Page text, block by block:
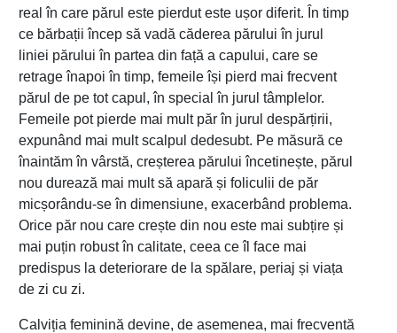
real în care părul este pierdut este ușor diferit. În timp
ce bărbații încep să vadă căderea părului în jurul
liniei părului în partea din față a capului, care se
retrage înapoi în timp, femeile își pierd mai frecvent
părul de pe tot capul, în special în jurul tâmplelor.
Femeile pot pierde mai mult păr în jurul despărțirii,
expunând mai mult scalpul dedesubt. Pe măsură ce
înaintăm în vârstă, creșterea părului încetinește, părul
nou durează mai mult să apară și foliculii de păr
micșorându-se în dimensiune, exacerbând problema.
Orice păr nou care crește din nou este mai subțire și
mai puțin robust în calitate, ceea ce îl face mai
predispus la deteriorare de la spălare, periaj și viața
de zi cu zi.
Calviția feminină devine, de asemenea, mai frecventă